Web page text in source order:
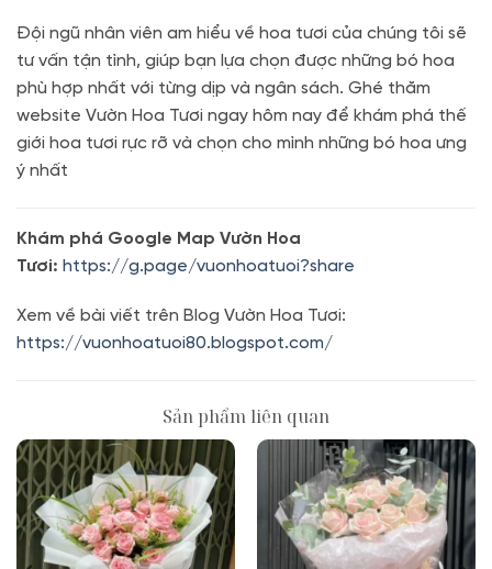
Đội ngũ nhân viên am hiểu về hoa tươi của chúng tôi sẽ
tư vấn tận tình, giúp bạn lựa chọn được những bó hoa
phù hợp nhất với từng dịp và ngân sách. Ghé thăm
website Vườn Hoa Tươi ngay hôm nay để khám phá thế
giới hoa tươi rực rỡ và chọn cho mình những bó hoa ưng
ý nhất
Khám phá Google Map Vườn Hoa
Tươi: https://g.page/vuonhoatuoi?share
Xem về bài viết trên Blog Vườn Hoa Tươi:
https://vuonhoatuoi80.blogspot.com/
Sản phẩm liên quan